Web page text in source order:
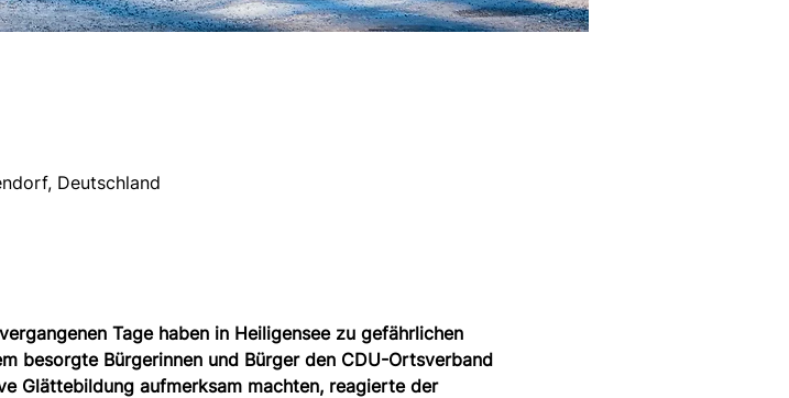
Deutschland
Tage haben in Heiligensee zu gefährlichen
besorgte Bürgerinnen und Bürger den CDU-Ortsverband
Glättebildung aufmerksam machten, reagierte der